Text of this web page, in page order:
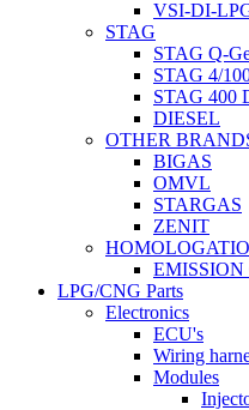
VSI-DI-
STAG
STAG Q-
STAG 4/
STAG 400
DIESEL
OTHER
BIGAS
OMVL
STARGAS
ZENIT
EMISSION
LPG/CNG Parts
Electronics
ECU's
Wiring
Modules